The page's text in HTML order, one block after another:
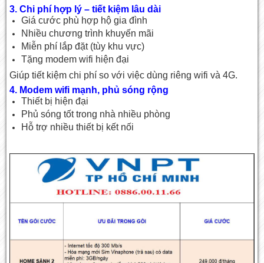
3. Chi phí hợp lý – tiết kiệm lâu dài
Giá cước phù hợp hộ gia đình
Nhiều chương trình khuyến mãi
Miễn phí lắp đặt (tùy khu vực)
Tặng modem wifi hiện đại
Giúp tiết kiệm chi phí so với việc dùng riêng wifi và 4G.
4. Modem wifi mạnh, phủ sóng rộng
Thiết bị hiện đại
Phủ sóng tốt trong nhà nhiều phòng
Hỗ trợ nhiều thiết bị kết nối